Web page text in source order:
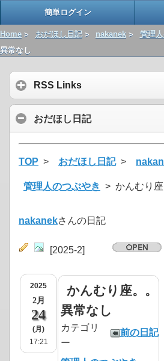
簡単ログイン
Home > おだほし日記> nakanek > 管理
異常なし
RSS Links
おだほし日記
TOP > おだほし日記>
管理人のつぶやき > かんむり
nakanekさんの日記
[2025-2]
2025
2月
24
(月)
17:21
かんむり座。。
異常なし
前の日記
カテゴリ
ー